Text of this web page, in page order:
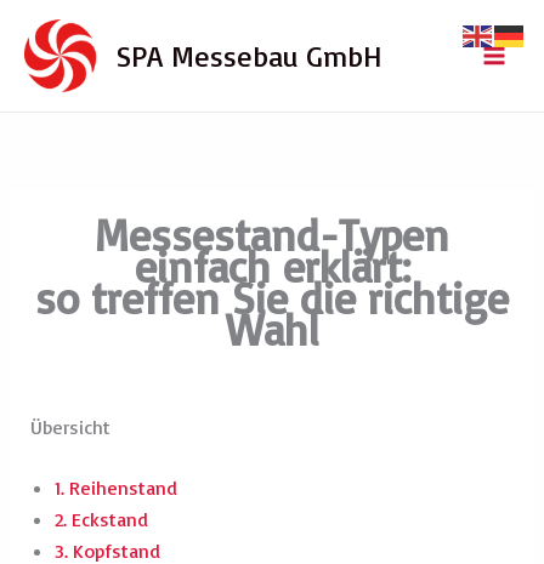
Inhalt
springen
SPA Messebau GmbH
Messestand-Typen
einfach erklärt:
so treffen Sie die richtige
Wahl
Übersicht
1. Reihenstand
2. Eckstand
3. Kopfstand